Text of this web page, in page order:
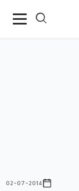
02-07-2014